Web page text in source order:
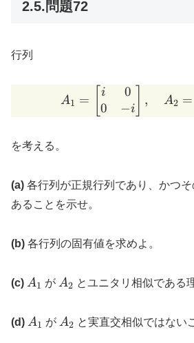
2.5.問題72
行列
A_1
A1 = i
0
0
−i
, A2 =
を考える。
(a) 各行列が正規行列であり、かつ
あることを示せ。
(b) 各行列の固有値を求めよ。
(c) A_1
A1 が A_2
A2 とユニタリ相似である
(d) A_1
A1 が A_2
A2 と実直交相似ではない